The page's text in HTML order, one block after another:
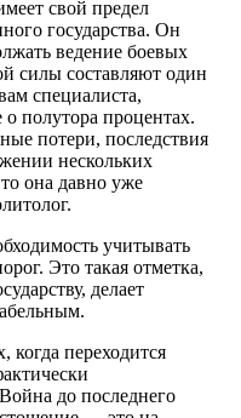
свой предел
государства. Он
ведение боевых
силы составляют один
специалиста,
полутора процентах.
потери, последствия
нескольких
она давно уже
учитывать
Это такая отметка,
делает
когда переходится
до последнего